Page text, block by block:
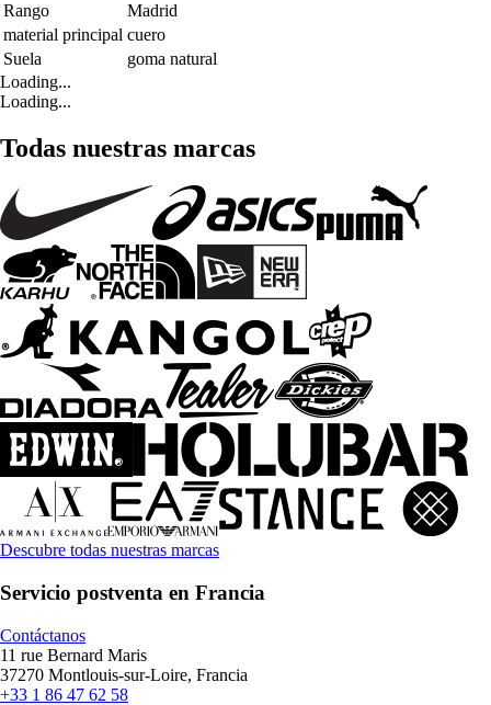
Rango
Madrid
material principal cuero
Suela
goma natural
Loading...
Loading...
Todas nuestras marcas
Descubre todas nuestras marcas
Servicio postventa en Francia
Contáctanos
11 rue Bernard Maris
37270 Montlouis-sur-Loire, Francia
+33 1 86 47 62 58